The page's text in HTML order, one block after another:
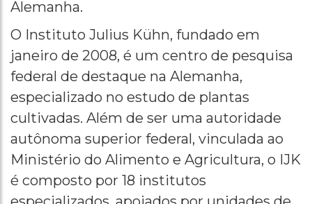
Alemanha.
O Instituto Julius Kühn, fundado em
janeiro de 2008, é um centro de pesquisa
federal de destaque na Alemanha,
especializado no estudo de plantas
cultivadas. Além de ser uma autoridade
autônoma superior federal, vinculada ao
Ministério do Alimento e Agricultura, o IJK
é composto por 18 institutos